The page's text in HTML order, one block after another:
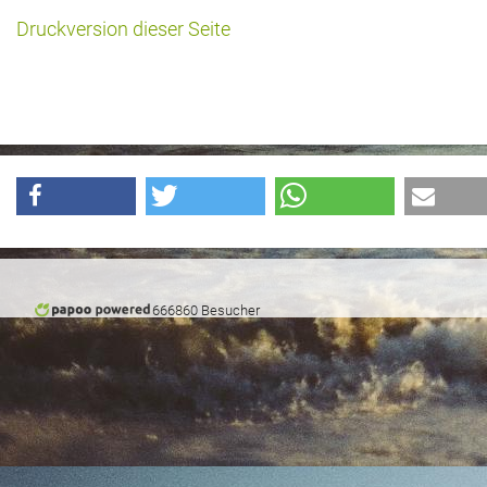
Images : ep Bildergalerien
Peter's "on-the-road" Tipps
Sprüche
Ganz speziell
Druckversion dieser Seite
666860 Besucher